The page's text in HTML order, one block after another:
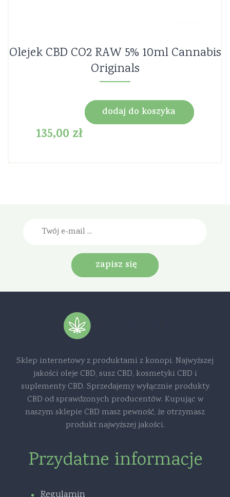
Olejek CBD CO2 RAW 5% 10ml Cannabis
Originals
135,00 zł
dodaj do koszyka
zapisz się
Sklep internetowy z produktami z konopi. Najwyższej
jakości oleje CBD, susz CBD, kosmetyki CBD i
suplementy CBD. Sprzedajemy wyłącznie produkty
CBD od sprawdzonych producentów. Kupując w
naszym sklepie CBD masz pewność, że otrzymasz
produkt najwyższej jakości.
Przydatne informacje